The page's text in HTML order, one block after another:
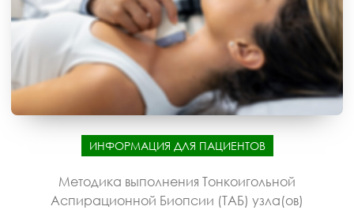
ИНФОРМАЦИЯ ДЛЯ ПАЦИЕНТОВ
Методика выполнения Тонкоигольной
Аспирационной Биопсии (ТАБ) узла(ов)